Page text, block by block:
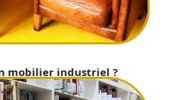
mobilier industriel ?